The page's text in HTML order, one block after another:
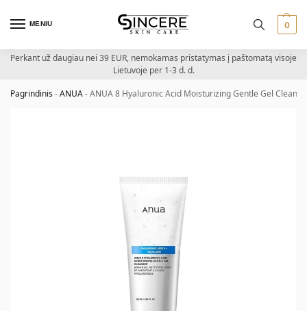
MENIU 0
Perkant už daugiau nei 39 EUR, nemokamas pristatymas į paštomatą visoje
Lietuvoje per 1-3 d. d.
Pagrindinis-ANUA-ANUA 8 Hyaluronic Acid Moisturizing Gentle Gel